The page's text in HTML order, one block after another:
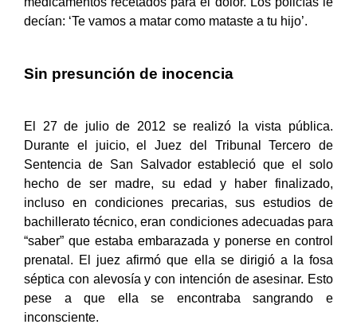
medicamentos recetados para el dolor. Los policías le
decían: ‘Te vamos a matar como mataste a tu hijo’.
Sin presunción de inocencia
El 27 de julio de 2012 se realizó la vista pública.
Durante el juicio, el Juez del Tribunal Tercero de
Sentencia de San Salvador estableció que el solo
hecho de ser madre, su edad y haber finalizado,
incluso en condiciones precarias, sus estudios de
bachillerato técnico, eran condiciones adecuadas para
“saber” que estaba embarazada y ponerse en control
prenatal. El juez afirmó que ella se dirigió a la fosa
séptica con alevosía y con intención de asesinar. Esto
pese a que ella se encontraba sangrando e
inconsciente.